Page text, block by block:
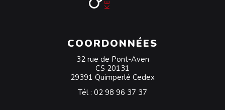
COORDONNÉES
32 rue de Pont-Aven
CS 20131
29391 Quimperlé Cedex
Tél : 02 98 96 37 37